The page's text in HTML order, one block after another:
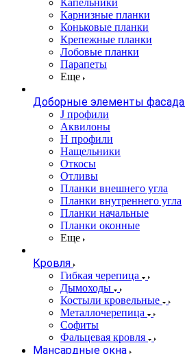
Капельники
Карнизные планки
Коньковые планки
Крепежные планки
Лобовые планки
Парапеты
Еще
Доборные элементы фасада
J профили
Аквилоны
Н профили
Нащельники
Откосы
Отливы
Планки внешнего угла
Планки внутреннего угла
Планки начальные
Планки оконные
Еще
Кровля
Гибкая черепица
Дымоходы
Костыли кровельные
Металлочерепица
Софиты
Фальцевая кровля
Мансардные окна